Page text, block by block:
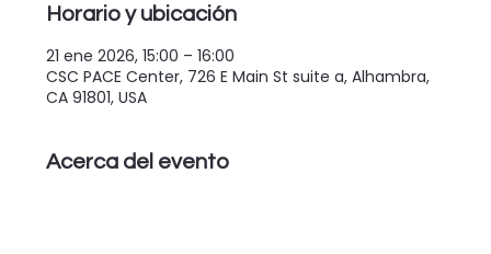
Horario y ubicación
21 ene 2026, 15:00 – 16:00
CSC PACE Center, 726 E Main St suite a, Alhambra,
CA 91801, USA
Acerca del evento